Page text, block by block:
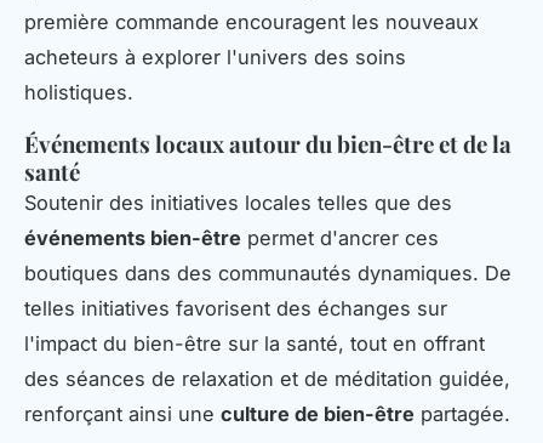
première commande encouragent les nouveaux
acheteurs à explorer l'univers des soins
holistiques.
Événements locaux autour du bien-être et de la
santé
Soutenir des initiatives locales telles que des
événements bien-être permet d'ancrer ces
boutiques dans des communautés dynamiques. De
telles initiatives favorisent des échanges sur
l'impact du bien-être sur la santé, tout en offrant
des séances de relaxation et de méditation guidée,
renforçant ainsi une culture de bien-être partagée.